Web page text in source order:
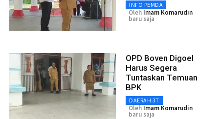
INFO PEMDA
Oleh Imam Komarudin
baru saja
OPD Boven Digoel
Harus Segera
Tuntaskan Temuan
BPK
DAERAH 3T
Oleh Imam Komarudin
baru saja